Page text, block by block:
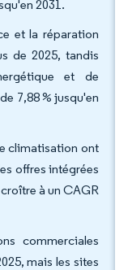
2031.
et la réparation
de 2025, tandis
et de
7,88 % jusqu'en
climatisation ont
offres intégrées
à un CAGR
commerciales
mais les sites